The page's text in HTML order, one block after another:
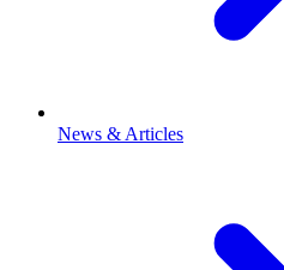
News & Articles